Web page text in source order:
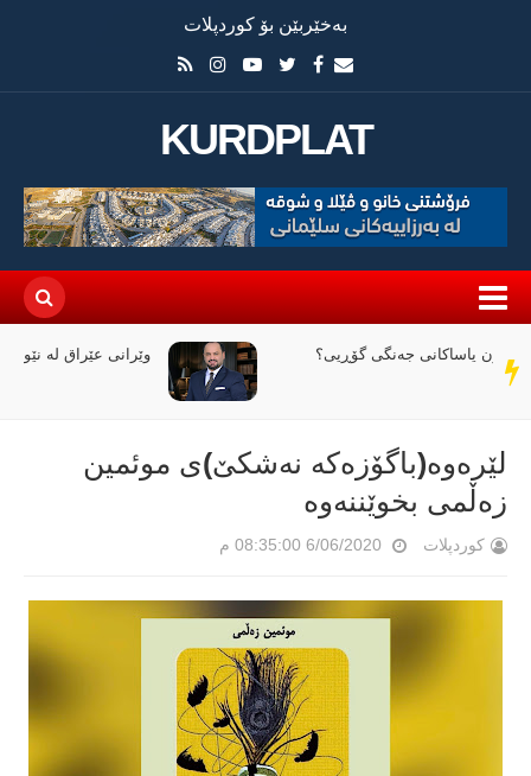
بەخێربێن بۆ کوردپلات
KURDPLAT
سەر
دێڕ
وێرانی عێراق لە نێوان ملیاران و ئاگردا
لێرەوە(باگۆزەكە نەشكێ)ی موئمین
زەڵمی بخوێننەوە
کوردپلات 6/06/2020 08:35:00 م